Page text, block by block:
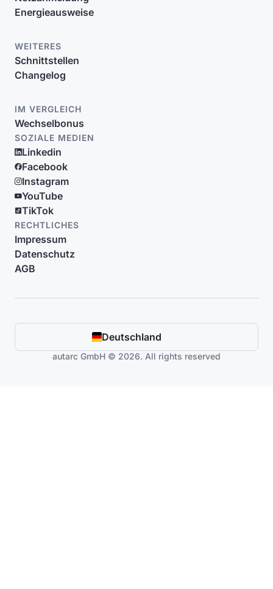
Energieausweise
WEITERES
Schnittstellen
Changelog
IM VERGLEICH
Wechselbonus
SOZIALE MEDIEN
Linkedin
Facebook
Instagram
YouTube
TikTok
RECHTLICHES
Impressum
Datenschutz
AGB
Deutschland
autarc GmbH © 2026. All rights reserved